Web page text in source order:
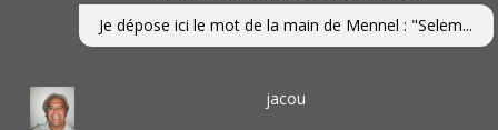
Je dépose ici le mot de la main de Mennel : "Selem...
jacou